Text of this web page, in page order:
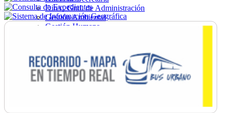
Direc. Gral. de Administración
Gestión Ambiental
Gestión Humana
Ordenamiento
Promoción Social
Salud
Secretaría General